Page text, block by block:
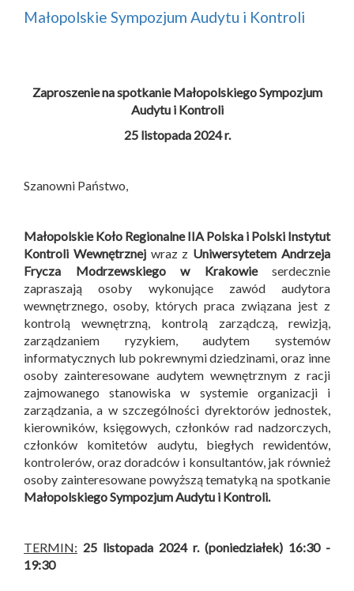
Małopolskie Sympozjum Audytu i Kontroli
Zaproszenie na spotkanie Małopolskiego Sympozjum
Audytu i Kontroli
25 listopada 2024 r.
Szanowni Państwo,
Małopolskie Koło Regionalne IIA Polska i Polski Instytut
Kontroli Wewnętrznejwraz z Uniwersytetem Andrzeja
Frycza Modrzewskiego w Krakowieserdecznie
zapraszają osoby wykonujące zawód audytora
wewnętrznego, osoby, których praca związana jest z
kontrolą wewnętrzną, kontrolą zarządczą, rewizją,
zarządzaniem ryzykiem, audytem systemów
informatycznych lub pokrewnymi dziedzinami, oraz inne
osoby zainteresowane audytem wewnętrznym z racji
zajmowanego stanowiska w systemie organizacji i
zarządzania, a w szczególności dyrektorów jednostek,
kierowników, księgowych, członków rad nadzorczych,
członków komitetów audytu, biegłych rewidentów,
kontrolerów, oraz doradców i konsultantów, jak również
osoby zainteresowane powyższą tematyką na spotkanie
Małopolskiego Sympozjum Audytu i Kontroli.
TERMIN: 25 listopada 2024 r. (poniedziałek) 16:30 -
19:30